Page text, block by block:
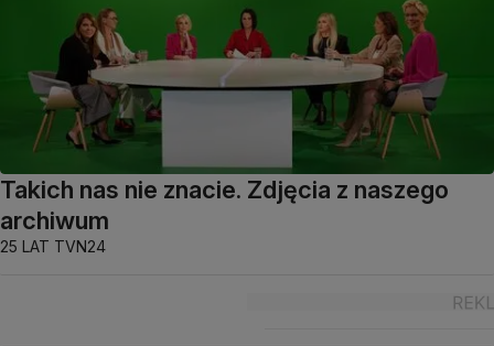
Takich nas nie znacie. Zdjęcia z naszego
archiwum
25 LAT TVN24